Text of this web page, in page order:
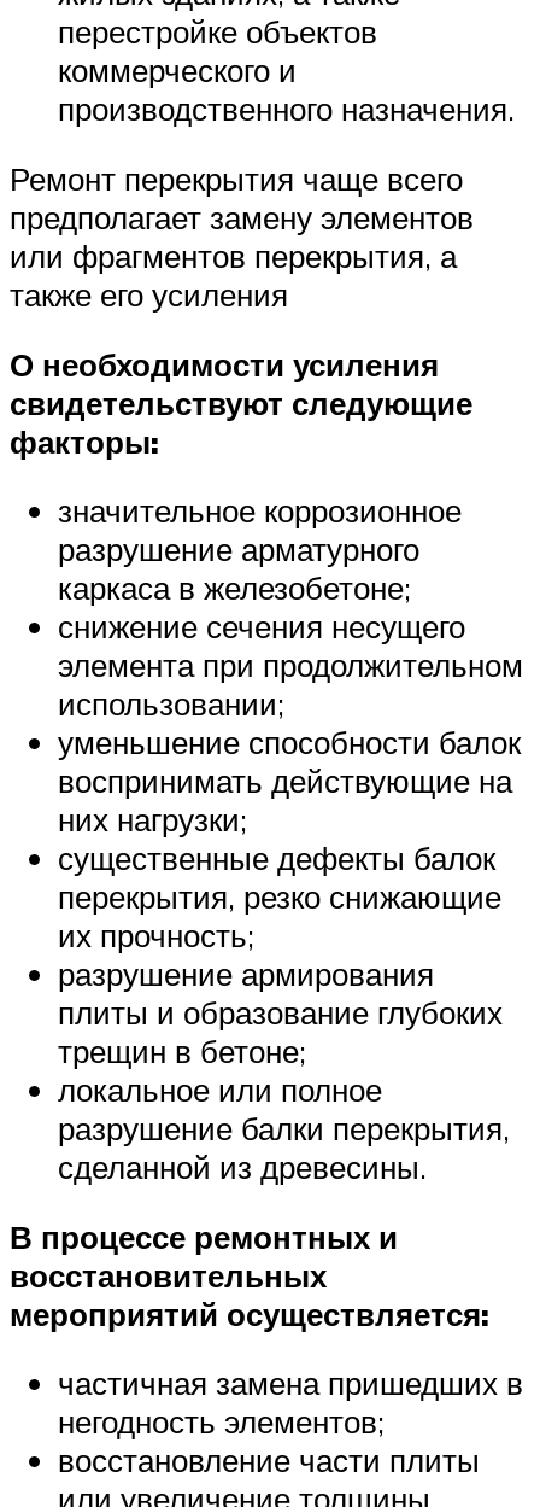
перестройке объектов
коммерческого и
производственного назначения.
Ремонт перекрытия чаще всего
предполагает замену элементов
или фрагментов перекрытия, а
также его усиления
О необходимости усиления
свидетельствуют следующие
факторы:
значительное коррозионное
разрушение арматурного
каркаса в железобетоне;
снижение сечения несущего
элемента при продолжительном
использовании;
уменьшение способности балок
воспринимать действующие на
них нагрузки;
существенные дефекты балок
перекрытия, резко снижающие
их прочность;
разрушение армирования
плиты и образование глубоких
трещин в бетоне;
локальное или полное
разрушение балки перекрытия,
сделанной из древесины.
В процессе ремонтных и
восстановительных
мероприятий осуществляется:
частичная замена пришедших в
негодность элементов;
восстановление части плиты
или увеличение толщины